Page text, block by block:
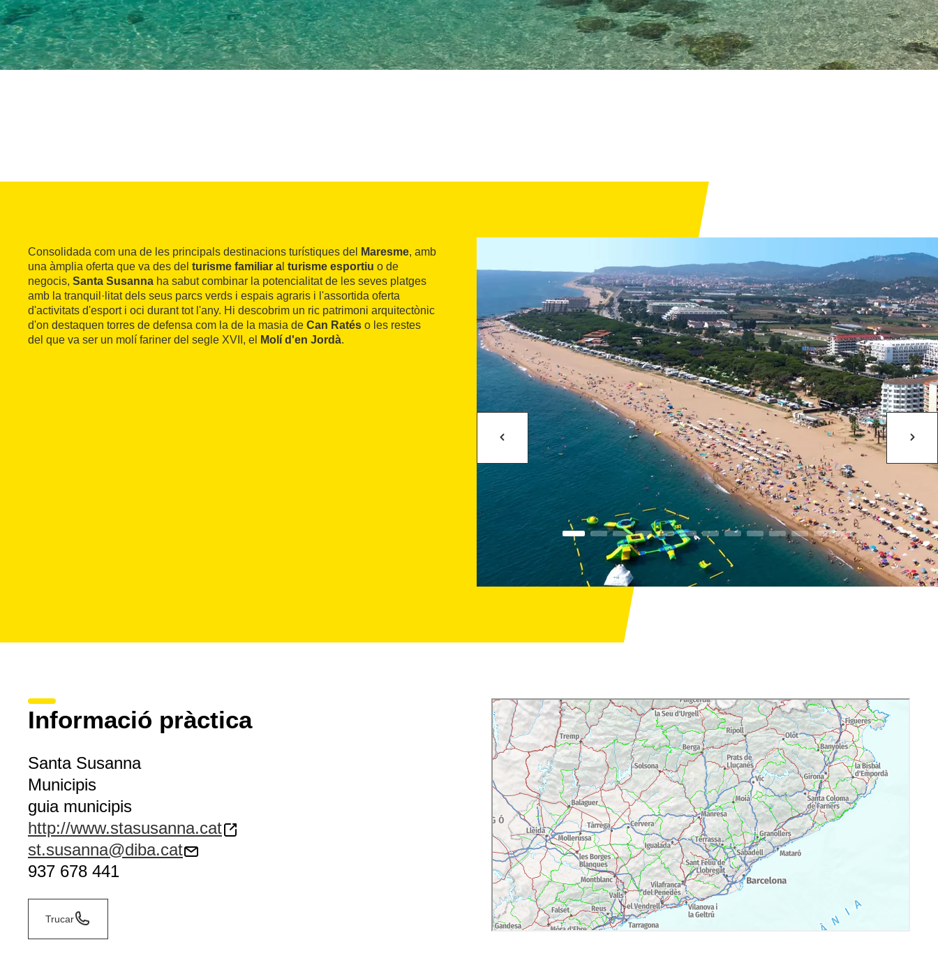
Consolidada com una de les principals destinacions turístiques del Maresme, amb
una àmplia oferta que va des del turisme familiar a turisme esportiu o de
negocis, Santa Susanna ha sabut combinar la potencialitat de les seves platges
amb la tranquil·litat dels seus parcs verds i espais agraris i l'assortida oferta
d'activitats d'esport i oci durant tot l'any. Hi descobrim un ric patrimoni arquitectònic
d'on destaquen torres de defensa com la de la masia de Can Ratés o les restes
del que va ser un molí fariner del segle XVII, el
Molí d'en Jordà.
Informació pràctica
Santa Susanna
Municipis
guia municipis
http://www.stasusanna.cat
st.susanna@diba.cat
937 678 441
Trucar